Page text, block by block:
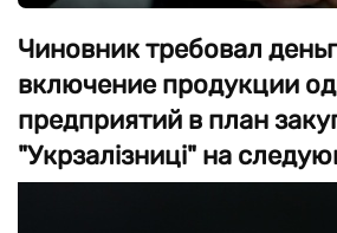
Чиновник требовал
включение продукции
предприятий в план
"Укрзалізниці" на